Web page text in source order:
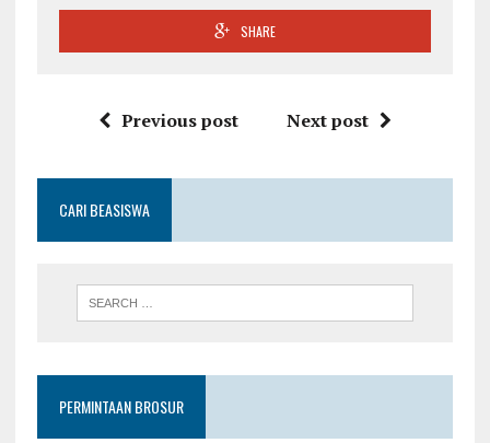
SHARE
Previous post Next post
CARI BEASISWA
PERMINTAAN BROSUR